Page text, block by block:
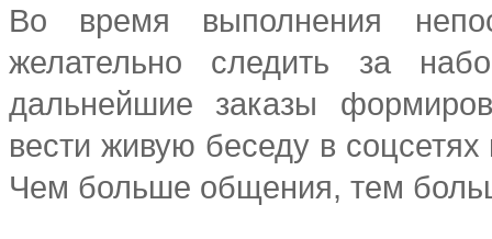
Во время выполнения
желательно следить за
дальнейшие заказы
вести живую беседу в
Чем больше общения, тем